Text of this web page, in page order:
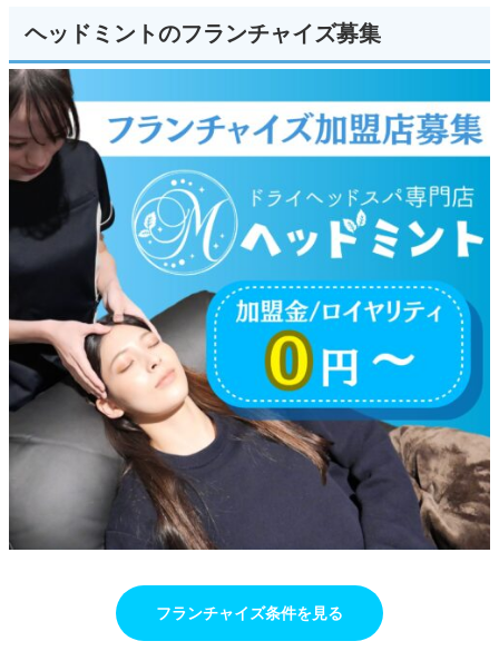
ヘッドミントのフランチャイズ募集
フランチャイズ条件を見る